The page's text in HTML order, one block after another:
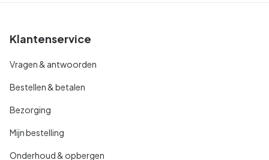
Klantenservice
Vragen & antwoorden
Bestellen & betalen
Bezorging
Mijn bestelling
Onderhoud & opbergen